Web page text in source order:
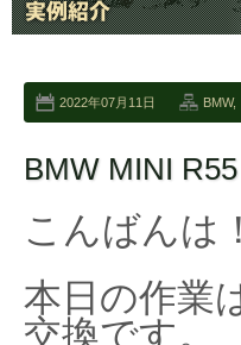
2022年07月11日 BMW,
BMW MINI
こんばんは！
本日の作業
交換です。